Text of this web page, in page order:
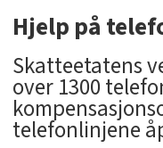
Hjelp på
Skatteetatens
over 1300
telefonlinjene